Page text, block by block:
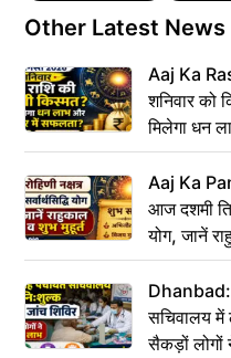
Other Latest News
Aaj Ka
शनिवार को
मिलेगा धन
Aaj Ka
आज दशमी
योग, जानें
Dhanbad:
सचिवालय में
सैकड़ों लोगों